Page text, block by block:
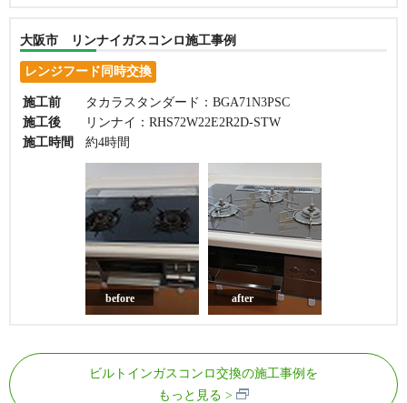
大阪市 リンナイガスコンロ施工事例
レンジフード同時交換
施工前
タカラスタンダード：BGA71N3PSC
施工後
リンナイ：RHS72W22E2R2D-STW
施工時間
約4時間
before after
ビルトインガスコンロ交換の施工事例を
もっと見る